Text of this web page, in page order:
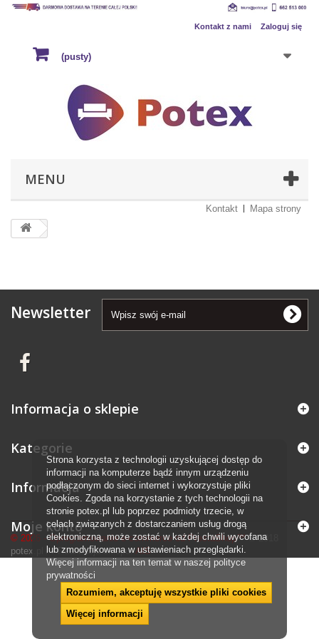
Strona korzysta z technologii uzyskującej dostęp do
informacji na komputerze bądź innym urządzeniu
podłączonym do sieci internet i wykorzystuje pliki
Cookies. Zgoda na korzystanie z tych technologii na
stronie potex.pl lub poprzez podmioty trzecie, w
celach związanych z dostarczaniem usług drogą
elektroniczną, może zostać w każdej chwili wycofana
lub zmodyfikowana w ustawieniach przeglądarki.
Więcej informacji na ten temat w naszej polityce
prywatności
Rozumiem, akceptuję wszystkie pliki cookies
Więcej informacji
Zaloguj się
Kontakt z nami
(pusty)
MENU
Kontakt Mapa strony
Newsletter
Informacja o sklepie
Kategorie
Informacja
© 2026 - Oprogramowanie e-commerce od PrestaShop™© 2018
potex.pl // Realizacja sklepu:AIS
Moje konto